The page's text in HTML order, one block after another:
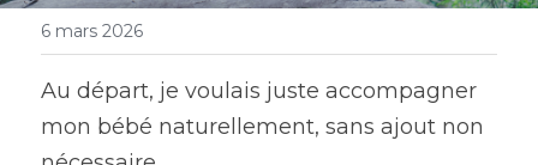
6 mars 2026
Au départ, je voulais juste accompagner
mon bébé naturellement, sans ajout non